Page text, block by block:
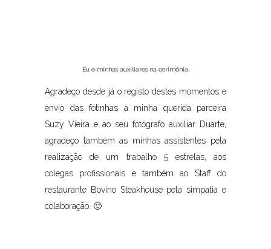
Eu e minhas auxiliares na cerimónia.
Agradeço desde já o registo destes momentos e
envio das fotinhas a minha querida parceira
Suzy Vieira e ao seu fotógrafo auxiliar Duarte,
agradeço também as minhas assistentes pela
realização de um trabalho 5 estrelas, aos
colegas profissionais e também ao Staff do
restaurante Bovino Steakhouse pela simpatia e
colaboração. 🙂